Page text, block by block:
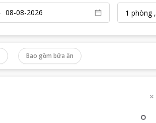
1 phòng,
Bao gồm bữa ăn